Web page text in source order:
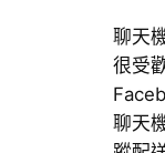
聊天
很受
聊天